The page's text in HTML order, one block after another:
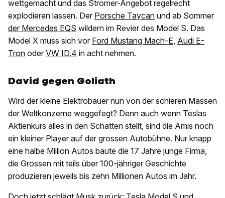
wettgemacht und das Stromer-Angebot regelrecht
explodieren lassen. Der Porsche Taycan und ab Sommer
der Mercedes EQS wildern im Revier des Model S. Das
Model X muss sich vor Ford Mustang Mach-E, Audi E-
Tron oder VW ID.4 in acht nehmen.
David gegen Goliath
Wird der kleine Elektrobauer nun von der schieren Massen
der Weltkonzerne weggefegt? Denn auch wenn Teslas
Aktienkurs alles in den Schatten stellt, sind die Amis noch
ein kleiner Player auf der grossen Autobühne. Nur knapp
eine halbe Million Autos baute die 17 Jahre junge Firma,
die Grossen mit teils über 100-jähriger Geschichte
produzieren jeweils bis zehn Millionen Autos im Jahr.